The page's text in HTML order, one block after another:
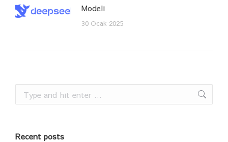
Modeli
30 Ocak 2025
Search:
Recent posts